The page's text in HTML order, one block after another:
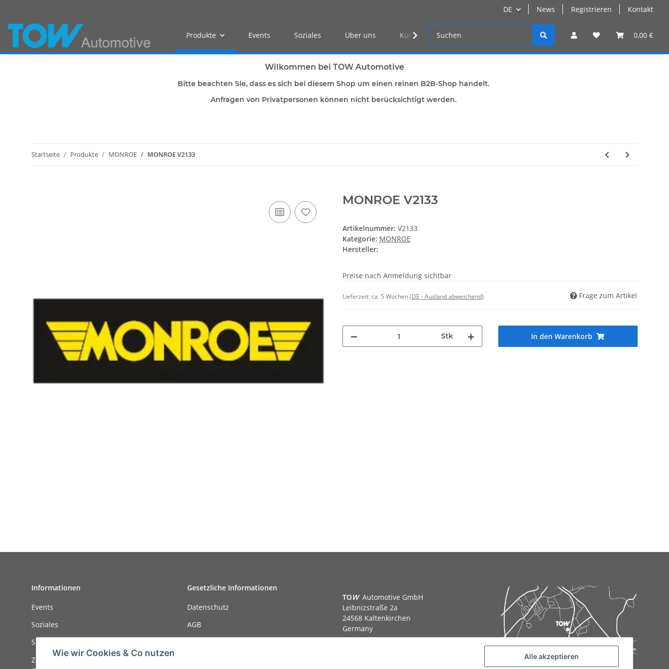
DE News Registrieren Kontakt
0,00 €
Produkte Events Soziales Über uns Kunden Log-in
Wilkommen bei TOW Automotive
Bitte beachten Sie, dass es sich bei diesem Shop um einen reinen B2B-Shop handelt.
Anfragen von Privatpersonen können nicht berücksichtigt werden.
Startseite Produkte MONROE MONROE V2133
MONROE V2133
Artikelnummer: V2133
Kategorie: MONROE
Hersteller:
Preise nach Anmeldung sichtbar
Lieferzeit:ca. 5 Wochen(DE - Ausland abweichend) Frage zum Artikel
Stk In den Warenkorb
Informationen
Events
Soziales
Stellenanzeigen
Zahlungsmöglichkeiten
Gesetzliche Informationen
Datenschutz
AGB
TOW Automotive GmbH
Leibnizstraße 2a
24568 Kaltenkirchen
Germany
Wie wir Cookies & Co nutzen Alle akzeptieren